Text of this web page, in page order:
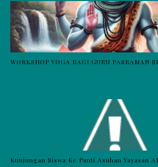
WORKSHOP YOGA BAGI GURU PASRAMAN
Kunjungan Siswa Ke Panti Asuhan Yayasan